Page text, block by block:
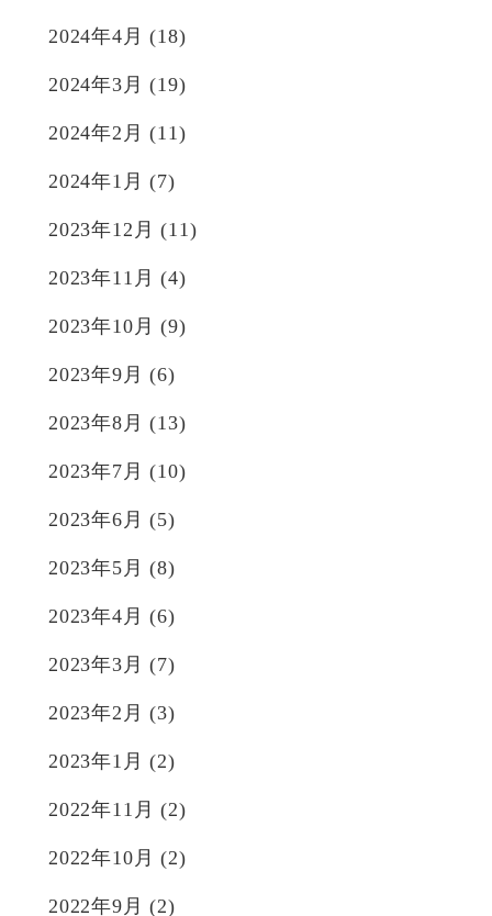
2024年4月 (18)
2024年3月 (19)
2024年2月 (11)
2024年1月 (7)
2023年12月 (11)
2023年11月 (4)
2023年10月 (9)
2023年9月 (6)
2023年8月 (13)
2023年7月 (10)
2023年6月 (5)
2023年5月 (8)
2023年4月 (6)
2023年3月 (7)
2023年2月 (3)
2023年1月 (2)
2022年11月 (2)
2022年10月 (2)
2022年9月 (2)